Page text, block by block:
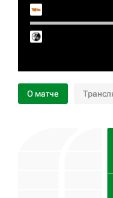
О матче